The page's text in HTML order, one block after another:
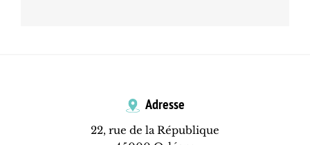
Adresse
22, rue de la République